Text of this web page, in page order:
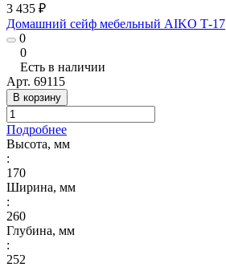
3 435 ₽
Домашний сейф мебельный AIKO Т-17
0
0
Есть в наличии
Арт. 69115
В корзину
Подробнее
Высота, мм
:
170
Ширина, мм
:
260
Глубина, мм
:
252